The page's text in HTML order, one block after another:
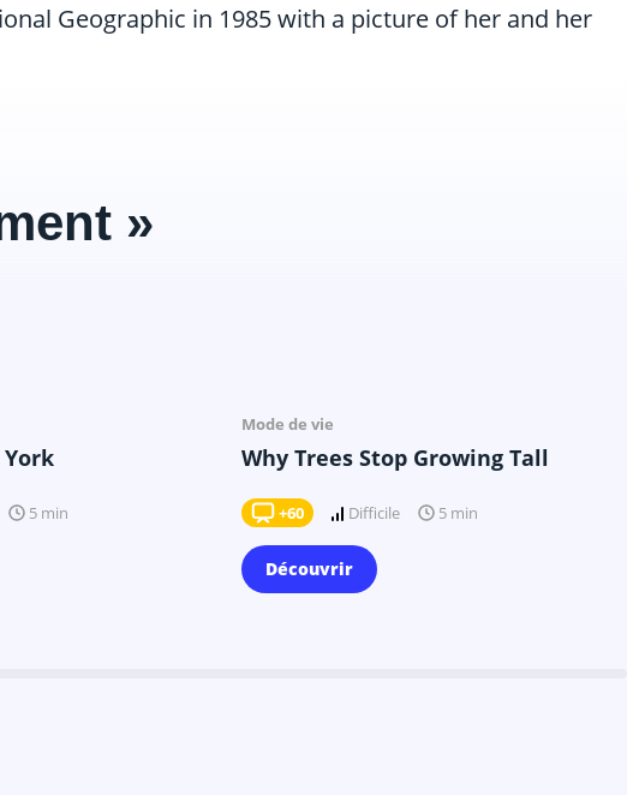
Geographic in 1985 with a picture of her and her
»
5 min
Mode de vie
Why Trees Stop Growing Tall
+60 Difficile 5 min
Découvrir